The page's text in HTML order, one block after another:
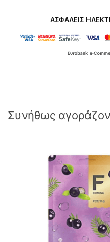
ΑΣΦΑΛΕΙΣ
Συνήθως